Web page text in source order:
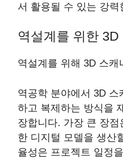
서 활용될 수 있는 강력
역설계를 위한
역설계를 위해 3D 스캐
역공학 분야에서 3D 스
하고 복제하는 방식을
장합니다. 가장 큰 장
한 디지털 모델을 생산
율성은 프로젝트 일정